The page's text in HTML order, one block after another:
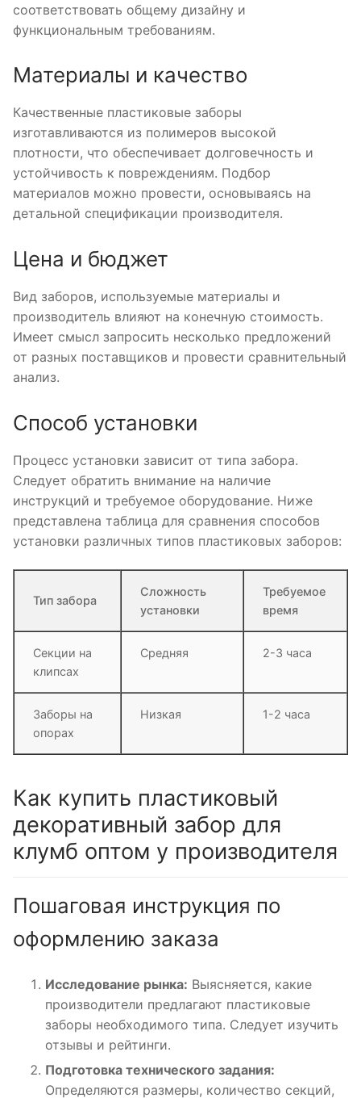
соответствовать общему дизайну и
функциональным требованиям.
Материалы и качество
Качественные пластиковые заборы
изготавливаются из полимеров высокой
плотности, что обеспечивает долговечность и
устойчивость к повреждениям. Подбор
материалов можно провести, основываясь на
детальной спецификации производителя.
Цена и бюджет
Вид заборов, используемые материалы и
производитель влияют на конечную стоимость.
Имеет смысл запросить несколько предложений
от разных поставщиков и провести сравнительный
анализ.
Способ установки
Процесс установки зависит от типа забора.
Следует обратить внимание на наличие
инструкций и требуемое оборудование. Ниже
представлена таблица для сравнения способов
установки различных типов пластиковых заборов:
Тип забора
Сложность
установки
Требуемое
время
Секции на
клипсах
Средняя 2-3 часа
Заборы на
опорах
Низкая 1-2 часа
Как купить пластиковый
декоративный забор для
клумб оптом у производителя
Пошаговая инструкция по
оформлению заказа
Исследование рынка: Выясняется, какие
производители предлагают пластиковые
заборы необходимого типа. Следует изучить
отзывы и рейтинги.
Подготовка технического задания:
Определяются размеры, количество секций,